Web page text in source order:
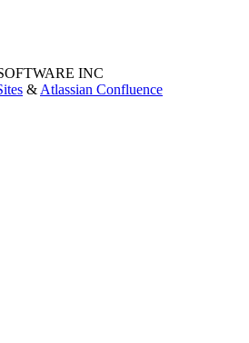
INC
& Atlassian Confluence